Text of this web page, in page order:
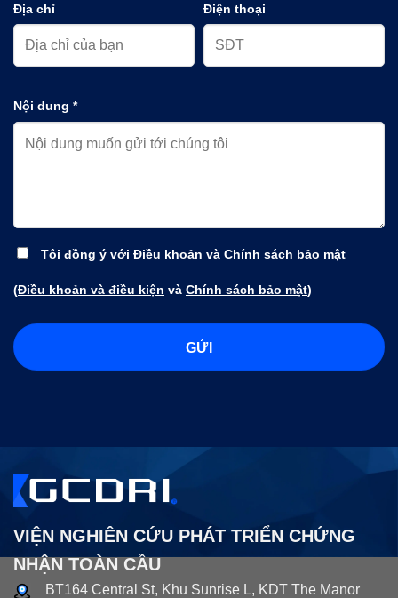
Địa chỉ Điện thoại
Nội dung *
Tôi đồng ý với Điều khoản và Chính sách bảo mật
(Điều khoản và điều kiện và Chính sách bảo mật)
VIỆN NGHIÊN CỨU PHÁT TRIỂN CHỨNG
NHẬN TOÀN CẦU
BT164 Central St, Khu Sunrise L, KDT The Manor